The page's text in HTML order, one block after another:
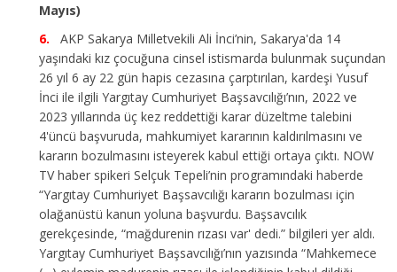
Mayıs)
AKP Sakarya Milletvekili Ali İnci’nin, Sakarya'da 14
yaşındaki kız çocuğuna cinsel istismarda bulunmak suçundan
26 yıl 6 ay 22 gün hapis cezasına çarptırılan, kardeşi Yusuf
İnci ile ilgili Yargıtay Cumhuriyet Başsavcılığı’nın, 2022 ve
2023 yıllarında üç kez reddettiği karar düzeltme talebini
4'üncü başvuruda, mahkumiyet kararının kaldırılmasını ve
kararın bozulmasını isteyerek kabul ettiği ortaya çıktı. NOW
TV haber spikeri Selçuk Tepeli’nin programındaki haberde
“Yargıtay Cumhuriyet Başsavcılığı kararın bozulması için
olağanüstü kanun yoluna başvurdu. Başsavcılık
gerekçesinde, “mağdurenin rızası var' dedi.” bilgileri yer aldı.
Yargıtay Cumhuriyet Başsavcılığı’nın yazısında “Mahkemece